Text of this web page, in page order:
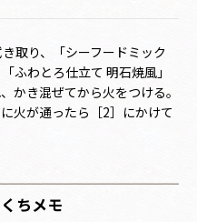
取り、「シーフードミック
ふわとろ仕立て 明石焼風」
かき混ぜてから火をつける。
火が通ったら［2］にかけて
ちメモ